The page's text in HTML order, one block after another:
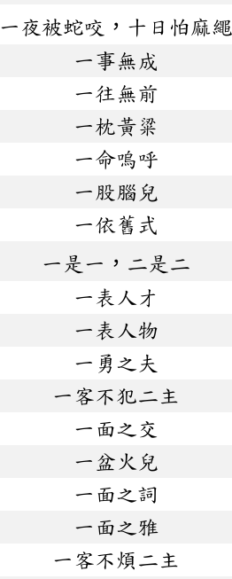
一夜被蛇咬，十日怕麻繩
一事無成
一往無前
一枕黃粱
一命嗚呼
一股腦兒
一依舊式
一是一，二是二
一表人才
一表人物
一勇之夫
一客不犯二主
一面之交
一盆火兒
一面之詞
一面之雅
一客不煩二主